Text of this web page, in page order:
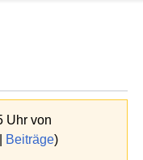
Uhr von
| Beiträge)